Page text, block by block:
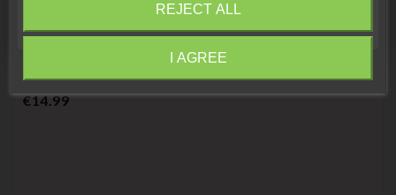
key for transponder, blank
Remote Control Housing Compatible With Scania DC13,
€14.99Price
REJECT ALL
I AGREE
Close
Information